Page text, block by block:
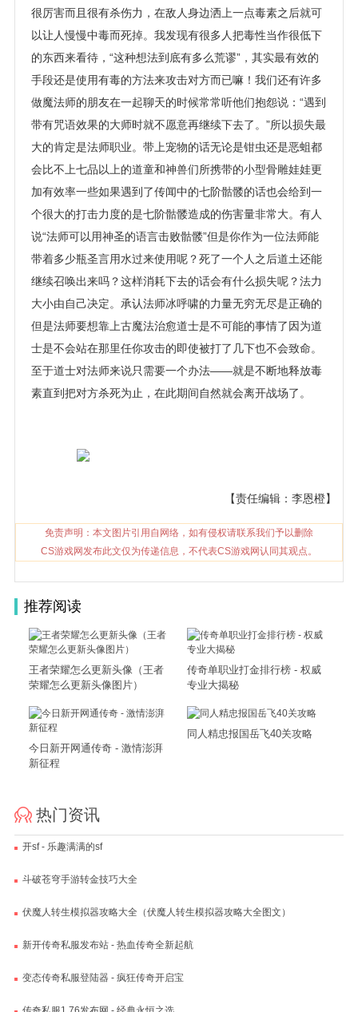
很厉害而且很有杀伤力，在敌人身边洒上一点毒素之后就可
以让人慢慢中毒而死掉。我发现有很多人把毒性当作很低下
的东西来看待，“这种想法到底有多么荒谬”，其实最有效的
手段还是使用有毒的方法来攻击对方而已嘛！我们还有许多
做魔法师的朋友在一起聊天的时候常常听他们抱怨说：“遇到
带有咒语效果的大师时就不愿意再继续下去了。”所以损失最
大的肯定是法师职业。带上宠物的话无论是钳虫还是恶蛆都
会比不上七品以上的道童和神兽们所携带的小型骨雕娃娃更
加有效率一些如果遇到了传闻中的七阶骷髅的话也会给到一
个很大的打击力度的是七阶骷髅造成的伤害量非常大。有人
说“法师可以用神圣的语言击败骷髅”但是你作为一位法师能
带着多少瓶圣言用水过来使用呢？死了一个人之后道土还能
继续召唤出来吗？这样消耗下去的话会有什么损失呢？法力
大小由自己决定。承认法师冰呼啸的力量无穷无尽是正确的
但是法师要想靠上古魔法治愈道士是不可能的事情了因为道
士是不会站在那里任你攻击的即使被打了几下也不会致命。
至于道士对法师来说只需要一个办法——就是不断地释放毒
素直到把对方杀死为止，在此期间自然就会离开战场了。
【责任编辑：李恩橙】
免责声明：本文图片引用自网络，如有侵权请联系我们予以删除
CS游戏网发布此文仅为传递信息，不代表CS游戏网认同其观点。
推荐阅读
王者荣耀怎么更新头像（王者
荣耀怎么更新头像图片）
传奇单职业打金排行榜 - 权威
专业大揭秘
今日新开网通传奇 - 激情澎湃
新征程
同人精忠报国岳飞40关攻略
热门资讯
开sf - 乐趣满满的sf
斗破苍穹手游转金技巧大全
伏魔人转生模拟器攻略大全（伏魔人转生模拟器攻略大全图文）
新开传奇私服发布站 - 热血传奇全新起航
变态传奇私服登陆器 - 疯狂传奇开启宝